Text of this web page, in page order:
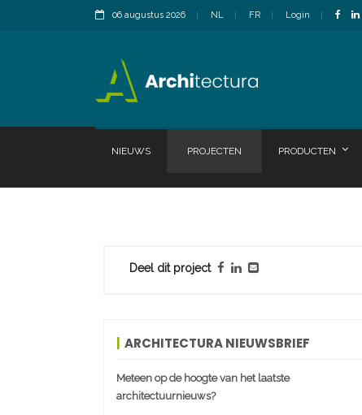
06 augustus 2026 NL FR Login
NIEUWS PROJECTEN PRODUCTEN
Deel dit project
ARCHITECTURA NIEUWSBRIEF
Meteen op de hoogte van het laatste
architectuurnieuws?